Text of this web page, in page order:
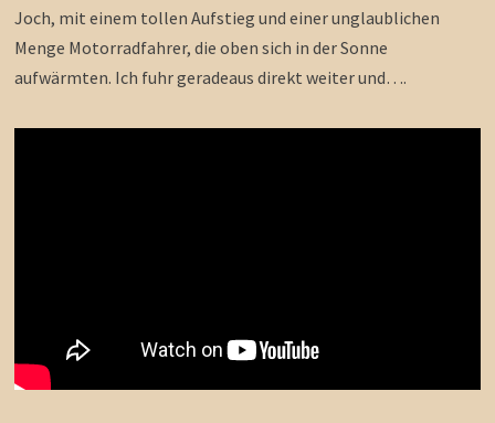
Joch, mit einem tollen Aufstieg und einer unglaublichen
Menge Motorradfahrer, die oben sich in der Sonne
aufwärmten. Ich fuhr geradeaus direkt weiter und….